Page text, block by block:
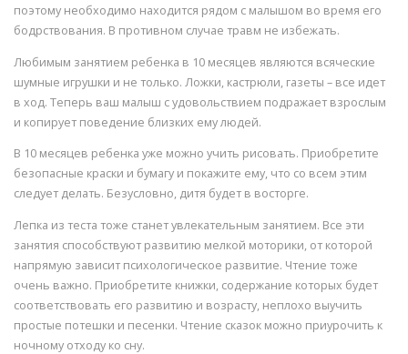
поэтому необходимо находится рядом с малышом во время его
бодрствования. В противном случае травм не избежать.
Любимым занятием ребенка в 10 месяцев являются всяческие
шумные игрушки и не только. Ложки, кастрюли, газеты – все идет
в ход. Теперь ваш малыш с удовольствием подражает взрослым
и копирует поведение близких ему людей.
В 10 месяцев ребенка уже можно учить рисовать. Приобретите
безопасные краски и бумагу и покажите ему, что со всем этим
следует делать. Безусловно, дитя будет в восторге.
Лепка из теста тоже станет увлекательным занятием. Все эти
занятия способствуют развитию мелкой моторики, от которой
напрямую зависит психологическое развитие. Чтение тоже
очень важно. Приобретите книжки, содержание которых будет
соответствовать его развитию и возрасту, неплохо выучить
простые потешки и песенки. Чтение сказок можно приурочить к
ночному отходу ко сну.